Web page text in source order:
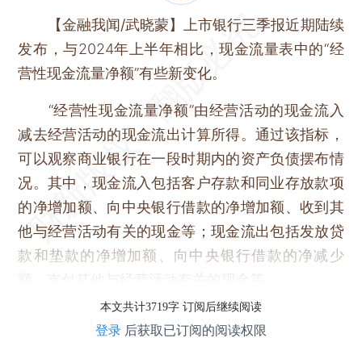
【金融我闻/武晓蒙】
上市银行三季报近期陆续
发布，与2024年上半年相比，现金流量表中的“经
营性现金流量净额”有些新变化。
“经营性现金流量净额”由经营活动的现金流入
减去经营活动的现金流出计算所得。通过该指标，
可以观察商业银行在一段时期内的资产负债摆布情
况。其中，现金流入包括客户存款和同业存放款项
的净增加额、向中央银行借款的净增加额、收到其
他与经营活动有关的现金等；现金流出包括发放贷
款和垫款的净增加额、向中央银行借款的净减少
额、支付其他与经营活动有关的现金等。
本文共计3719字 订阅后继续阅读
登录 后获取已订阅的阅读权限